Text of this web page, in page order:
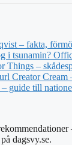
– fakta,
i tsunamin?
Things –
Creator Cream
– guide till
dagsvy.se.